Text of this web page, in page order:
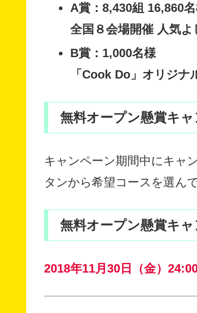
A賞：8,430組 16,860
全国８会場開催 人気
B賞：1,000名様
「Cook Do」オリジ
無料オープン懸賞キ
キャンペーン期間中にキャ
タンから希望コースを選ん
無料オープン懸賞キ
2018年11月30日（金）24:00